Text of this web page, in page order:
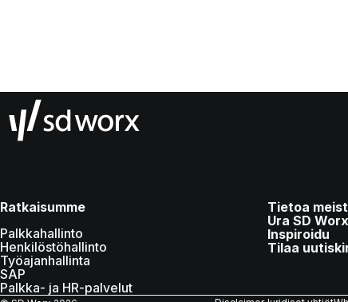
Ratkaisumme
Palkkahallinto
Henkilöstöhallinto
Työajanhallinta
SAP
Palkka- ja HR-palvelut
Tietoa
Ura SD
Inspiroidu
Tilaa